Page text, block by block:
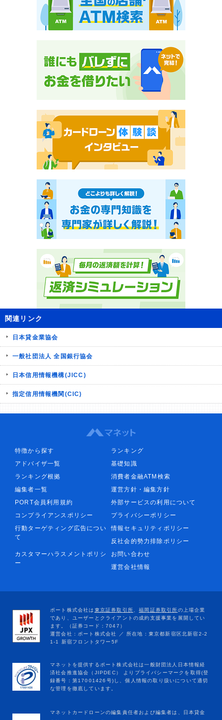
関連リンク
日本貸金業協会
一般社団法人 全国銀行協会
日本信用情報機構(JICC)
指定信用情報機関(CIC)
特徴から探す
ランキング
アドバイザ一覧
基礎知識
ランキング根拠
消費者金融ATM検索
編集者一覧
運営方針・編集方針
PORT会員利用規約
外部サービスの利用について
コンプライアンスポリシー
プライバシーポリシー
行動ターゲティング広告につい
て
情報セキュリティポリシー
反社会的勢力排除ポリシー
カスタマーハラスメントポリシ
ー
お問い合わせ
運営会社情報
マネットカードローンの編集責任者および編集者は、日本貸金